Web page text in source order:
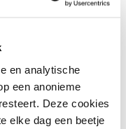
en analytische
een anonieme
Deze cookies
elke dag een beetje
for eHealth
for e-Health
Nederlands